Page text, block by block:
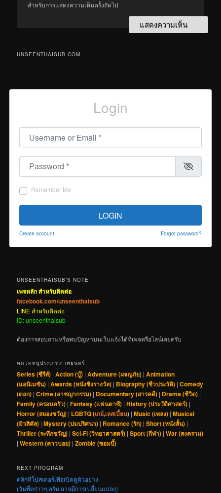
สำหรับการแสดงความเห็นครั้งถัดไป
UNSEENTHAISUB.COM
Login
Username or Email
Password
Remember Me
LOGIN
Create account Forgot password?
UNSEENTHAISUB’S NOTE
เพจหลัก สำหรับติดต่อ
facebook.com/unseenthaisub
LINE สำหรับติดต่อ
ID: unseenthaisub
ต้องการสอบถามหรือพบปัญหาบนเว็บแจ้งได้ที่เพจหรือไลน์เลยครับ
หมวดหมู่ประเภทภาพยนตร์
Series (ซีรีส์) |Action (บู๊) |Adventure (ผจญภัย) |Animation
(แอนิเมชัน) |Awards (หนังชิงรางวัล) | Biography (ชีวประวัติ) |Comedy
(ตลก) |Crime (อาชญากรรม) | Documentary (สารคดี) | Drama (ชีวิต) |
Family (ครอบครัว) |Fantasy (แฟนตาซี) |History (ประวัติศาสตร์) |
Horror (สยองขวัญ) | LGBTQ (เกย์,เลสเบี้ยน) |Music (เพลง) |Musical
(มิวสิคัล) |Mystery (ปมปริศนา) | Romance (รัก) |Short (หนังสั้น) |
Thriller (ระทึกขวัญ) |Sci-Fi (วิทยาศาสตร์) |Sport (กีฬา) |War (สงคราม)
|Western (คาวบอย) |Zombie (ซอมบี้)
NEXT PROGRAM
คลิกที่โปสเตอร์เพื่อเปิดดูตัวอย่าง
(วันที่คร่าวๆ ครับ อาจมีการเปลี่ยนแปลง)